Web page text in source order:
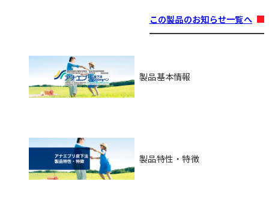
この製品のお知らせ一覧へ
製品基本情報
製品特性・特徴